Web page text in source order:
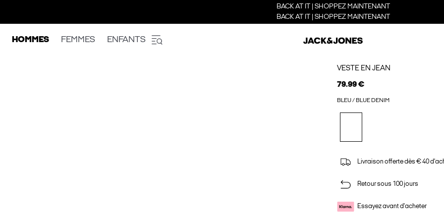
BACK AT IT | SHOPPEZ MAINTENANT
BACK AT IT | SHOPPEZ MAINTENANT
HOMMES FEMMES ENFANTS
VESTE EN JEAN
79.99 €
BLEU / BLUE DENIM
Livraison offerte dès € 40
Retour sous 100 jours
Essayez avant d'acheter